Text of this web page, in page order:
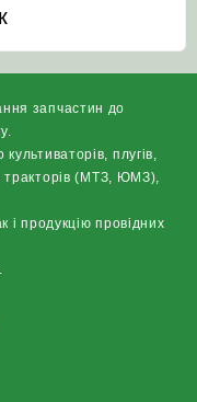
запчастин до
плугів,
тракторів (МТЗ, ЮМЗ),
і продукцію провідних